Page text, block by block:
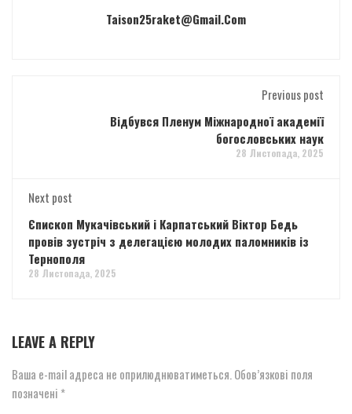
Taison25raket@gmail.com
Previous post
Відбувся Пленум Міжнародної академії
богословських наук
28 Листопада, 2025
Next post
Єпископ Мукачівський і Карпатський Віктор Бедь
провів зустріч з делегацією молодих паломників із
Тернополя
28 Листопада, 2025
LEAVE A REPLY
Ваша e-mail адреса не оприлюднюватиметься. Обов’язкові поля
позначені *